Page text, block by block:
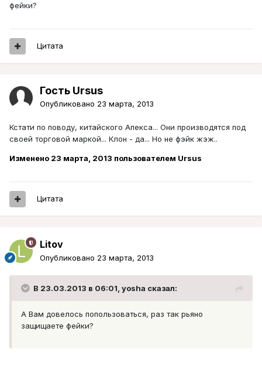
фейки?
Цитата
Гость Ursus
Опубликовано 23 марта, 2013
Кстати по поводу, китайского Апекса... Они производятся под
своей торговой маркой... Клон - да... Но не фэйк жэж..
Изменено 23 марта, 2013 пользователем Ursus
Цитата
Litov
Опубликовано 23 марта, 2013
В 23.03.2013 в 06:01, yosha сказал:
А Вам довелось попользоваться, раз так рьяно
защищаете фейки?